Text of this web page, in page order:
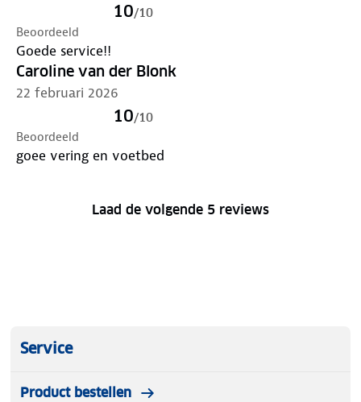
10/10
Beoordeeld
Goede service!!
Caroline van der Blonk
22 februari 2026
10/10
Beoordeeld
goee vering en voetbed
Laad de volgende 5 reviews
Service
Product bestellen